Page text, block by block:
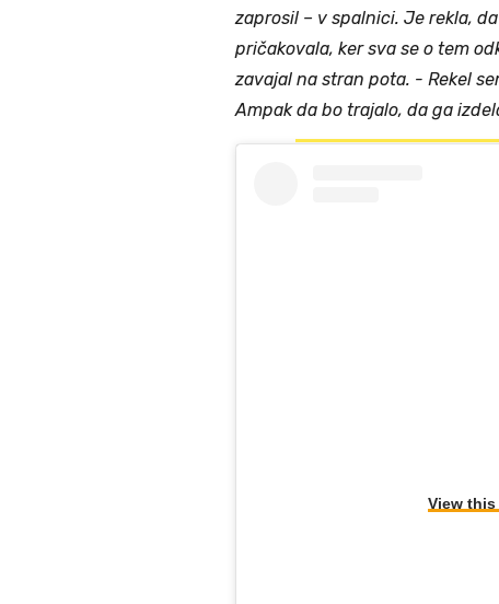
zaprosil – v spalnici. Je rekla,
pričakovala, ker sva se o tem
zavajal na stran pota. - Rekel
Ampak da bo trajalo, da ga
View